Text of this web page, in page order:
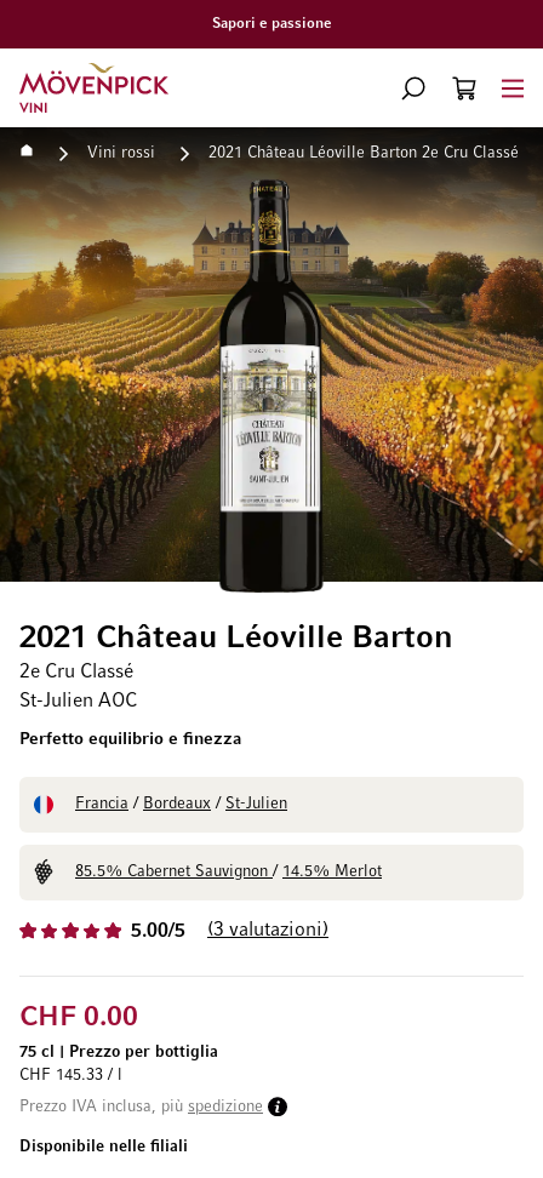
Sapori e passione
Vai alla Home Page
CERCA CARTMinicart
Home Vini rossi 2021 Château Léoville Barton 2e Cru Classé
5.00/5 3 valutazioni
2021 Château Léoville Barton
2e Cru Classé
St-Julien AOC
Perfetto equilibrio e finezza
Francia / Bordeaux / St-Julien
85.5% Cabernet Sauvignon/ 14.5% Merlot
CHF 0.00
75 cl
Prezzo per bottiglia
CHF 145.33 / l
Prezzo IVA inclusa, più spedizione
Disponibile nelle filiali
Vai alla fine della galleria di immagini
Vai all'inizio della galleria